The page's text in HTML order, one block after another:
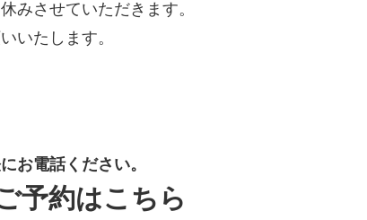
みさせていただきます。
いたします。
お電話ください。
予約はこちら